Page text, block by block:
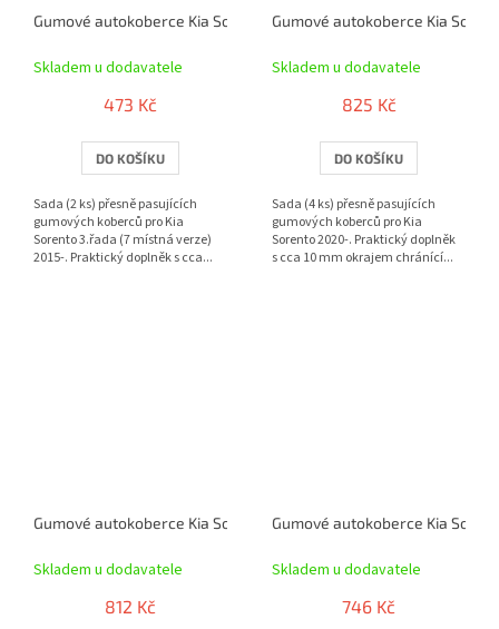
Gumové autokoberce Kia Sorento 3.řada (7 místná verze) 2015- |
Skladem u dodavatele
473 Kč
DO KOŠÍKU
Sada (2 ks) přesně pasujících
gumových koberců pro Kia
Sorento 3.řada (7 místná verze)
2015-. Praktický doplněk s cca...
Gumové autokoberce Kia
Skladem u dodavatele
825 Kč
DO KOŠÍKU
Sada (4 ks) přesně pasujících
gumových koberců pro Kia
Sorento 2020-. Praktický doplněk
s cca 10 mm okrajem chránící...
Gumové autokoberce Kia Sorento 2013-2015 | RIGUM
Skladem u dodavatele
812 Kč
Gumové autokoberce Kia
Skladem u dodavatele
746 Kč